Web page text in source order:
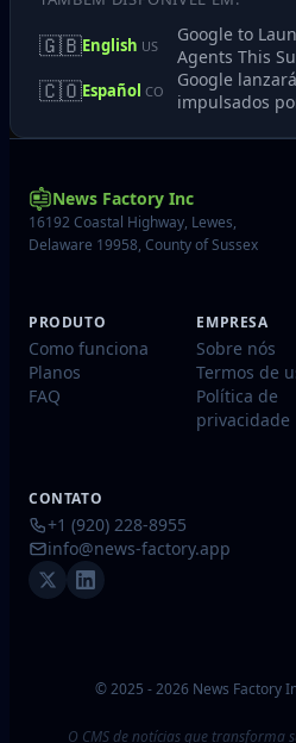
🇬🇧English US
Google to
Agents This
🇨🇴Español CO
Google
impulsados
News Factory Inc
16192 Coastal Highway, Lewes,
Delaware 19958, County of Sussex
PRODUTO
Como funciona
Planos
FAQ
EMPRESA
Sobre nós
Termos de
Política de
privacidade
CONTATO
+1 (920) 228-8955
info@news-factory.app
© 2025 - 2026 News Factory
O CMS de notícias que transforma